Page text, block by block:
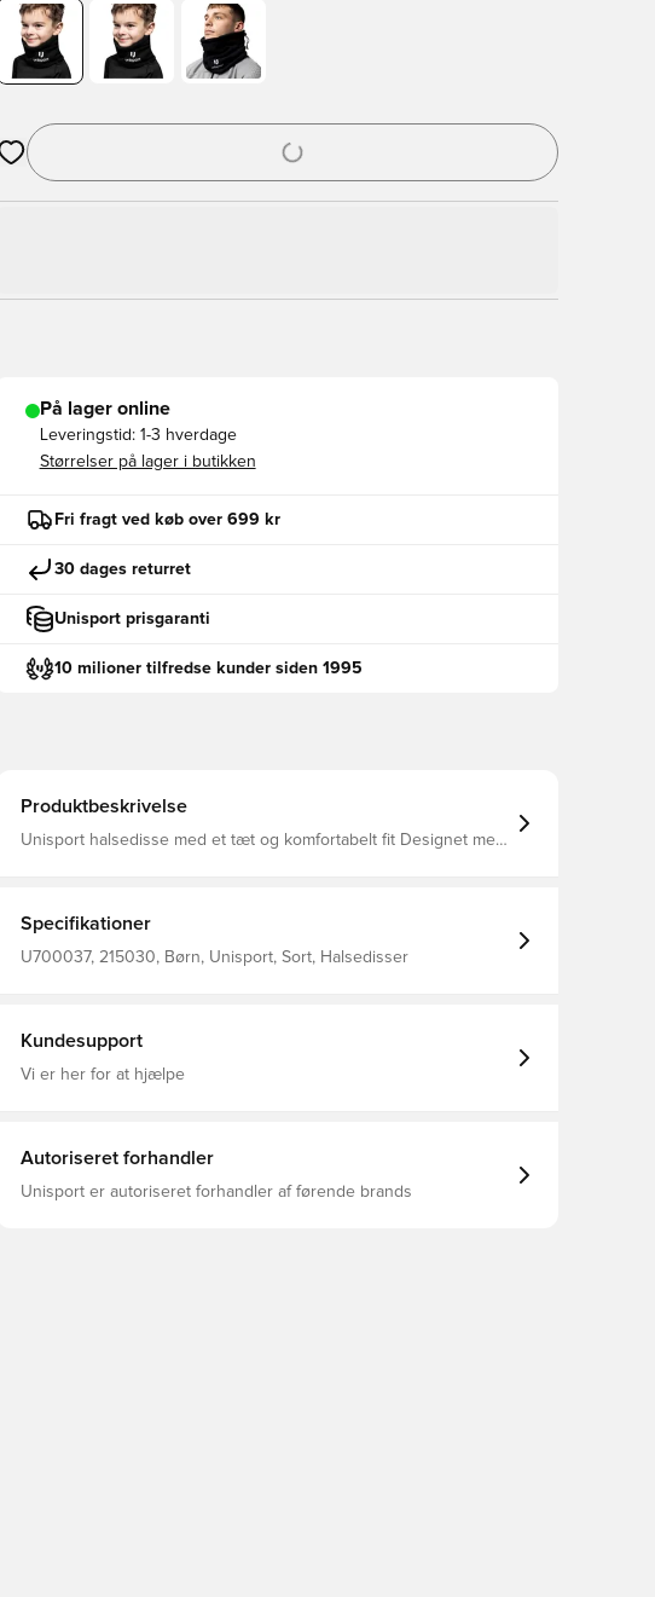
Åbner en Modal til at logge ind eller tilmelde dig som medlem
På lager online
Leveringstid: 1-3 hverdage
Størrelser på lager i butikken
Fri fragt ved køb over 699 kr
30 dages returret
Unisport prisgaranti
10 milioner tilfredse kunder siden 1995
Produktbeskrivelse
Unisport halsedisse med et tæt og komfortabelt fit Designet med
Specifikationer
U700037, 215030, Børn, Unisport, Sort, Halsedisser
Kundesupport
Vi er her for at hjælpe
Autoriseret forhandler
Unisport er autoriseret forhandler af førende brands